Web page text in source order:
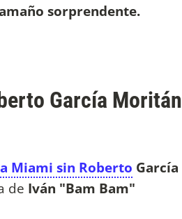
sorprendente.
García Moritán
Miami sin Roberto García
de Iván "Bam Bam"